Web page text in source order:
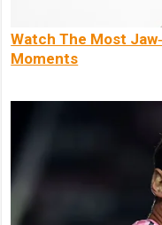
Watch The Most
Moments